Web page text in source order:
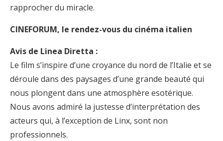
rapprocher du miracle.
CINEFORUM, le rendez-vous du cinéma italien
Avis de Linea Diretta :
Le film s’inspire d’une croyance du nord de l’Italie et se
déroule dans des paysages d’une grande beauté qui
nous plongent dans une atmosphère esotérique.
Nous avons admiré la justesse d’interprétation des
acteurs qui, à l’exception de Linx, sont non
professionnels.